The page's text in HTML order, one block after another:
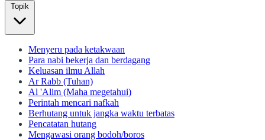
Topik
Menyeru pada ketakwaan
Para nabi bekerja dan berdagang
Keluasan ilmu Allah
Ar Rabb (Tuhan)
Al 'Alim (Maha megetahui)
Perintah mencari nafkah
Berhutang untuk jangka waktu terbatas
Pencatatan hutang
Mengawasi orang bodoh/boros